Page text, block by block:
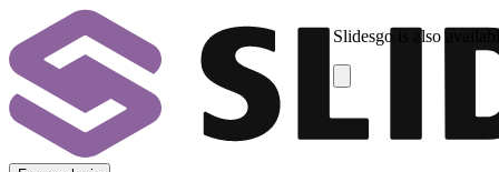
Slidesgo is also